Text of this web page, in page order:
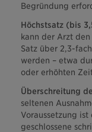
Begründung
Höchstsatz (bis
kann der Arzt
Satz über 2,3-
werden – etwa
oder erhöhten
Überschreitung
seltenen
Voraussetzung
geschlossene